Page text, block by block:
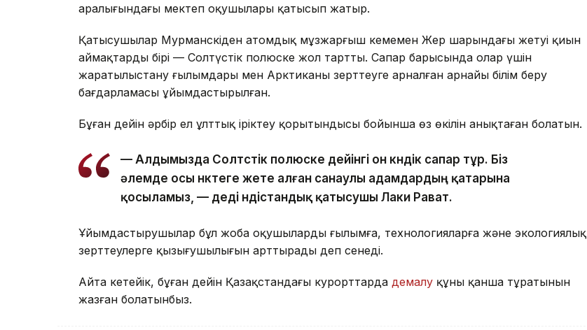
аралығындағы мектеп оқушылары қатысып жатыр.
Қатысушылар Мурманскіден атомдық мұзжарғыш кемемен Жер шарындағы жетуі қиын
аймақтардың бірі — Солтүстік полюске жол тартты. Сапар барысында олар үшін
жаратылыстану ғылымдары мен Арктиканы зерттеуге арналған арнайы білім беру
бағдарламасы ұйымдастырылған.
Бұған дейін әрбір ел ұлттық іріктеу қорытындысы бойынша өз өкілін анықтаған болатын.
— Алдымызда Солтүстік полюске дейінгі он күндік сапар тұр. Біз
әлемде осы нүктеге жете алған санаулы адамдардың қатарына
қосыламыз, — деді үндістандық қатысушы Лаки Рават.
Ұйымдастырушылар бұл жоба оқушылардың ғылымға, технологияларға және экологиялық
зерттеулерге қызығушылығын арттырады деп сенеді.
Айта кетейік, бұған дейін Қазақстандағы курорттарда демалу құны қанша тұратынын
жазған болатынбыз.